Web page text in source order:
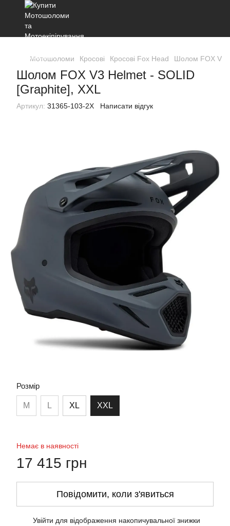
Мотошоломи Кросові Кросові Fox Head Шолом FOX V3
Шолом FOX V3 Helmet - SOLID
[Graphite], XXL
Артикул: 31365-103-2X Написати відгук
Розмір
M L XL XXL
Немає в наявності
17 415 грн
Повідомити, коли з'явиться
Увійти для відображення накопичувальної знижки